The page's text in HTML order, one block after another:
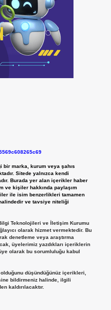
bir marka, kurum veya şahıs
Sitede yalnızca kendi
Burada yer alan içerikler haber
ve kişiler hakkında paylaşım
ile isim benzerlikleri tamamen
ve tavsiye niteliği
Teknolojileri ve İletişim Kurumu
olarak hizmet vermektedir. Bu
denetleme veya araştırma
üyelerimiz yazdıkları içeriklerin
olarak bu sorumluluğu kabul
düşündüğünüz içerikleri,
bildirmeniz halinde, ilgili
kaldırılacaktır.